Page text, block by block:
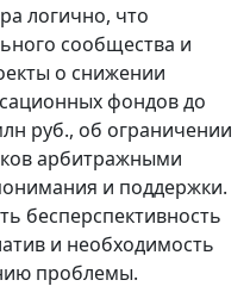
логично, что
сообщества и
о снижении
фондов до
руб., об ограничении
арбитражными
и поддержки.
бесперспективность
и необходимость
проблемы.